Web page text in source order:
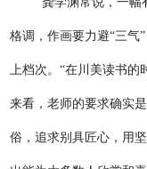
格调，作画要力避“三气
上档次。“在川美读书
来看，老师的要求确实
俗，追求别具匠心，用